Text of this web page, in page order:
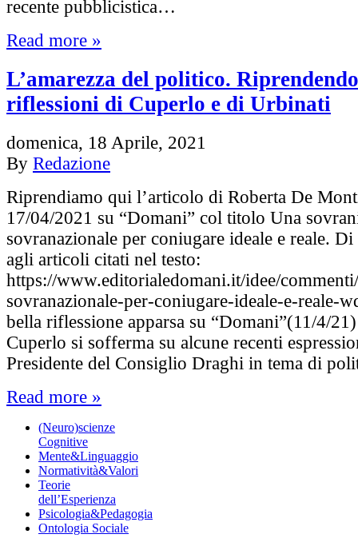
recente pubblicistica…
Read more »
L’amarezza del politico.
riflessioni di Cuperlo e di Urbinati
domenica, 18 Aprile, 2021
By Redazione
Riprendiamo qui l’articolo di Roberta De
17/04/2021 su “Domani” col titolo Una
sovranazionale per coniugare ideale e reale.
agli articoli citati nel testo:
https://www.editorialedomani.it/idee/
sovranazionale-per-coniugare-ideale-e-reale-
bella riflessione apparsa su “Domani”(11/4/
Cuperlo si sofferma su alcune recenti
Presidente del Consiglio Draghi in tema di
Read more »
(Neuro)scienze
Cognitive
Mente&Linguaggio
Normatività&Valori
Teorie
dell’Esperienza
Psicologia&Pedagogia
Ontologia Sociale